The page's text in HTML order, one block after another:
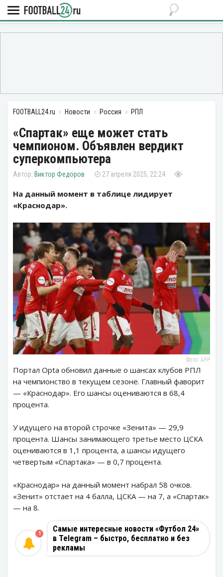
FOOTBALL24.ru Новости Россия РПЛ
«Спартак» еще может стать
чемпионом. Объявлен вердикт
суперкомпьютера
Виктор Федоров 27 апреля 2025, 22:24
На данный момент в таблице лидирует
«Краснодар».
Фото: AFP
Портал Opta обновил данные о шансах клубов РПЛ
на чемпионство в текущем сезоне. Главный фаворит
— «Краснодар». Его шансы оцениваются в 68,4
процента.
У идущего на второй строчке «Зенита» — 29,9
процента. Шансы занимающего третье место ЦСКА
оцениваются в 1,1 процента, а шансы идущего
четвертым «Спартака» — в 0,7 процента.
«Краснодар» на данный момент набрал 58 очков.
«Зенит» отстает на 4 балла, ЦСКА — на 7, а «Спартак»
— на 8.
Самые интересные новости «Футбол 24»
в Telegram – быстро, бесплатно и без
рекламы
1